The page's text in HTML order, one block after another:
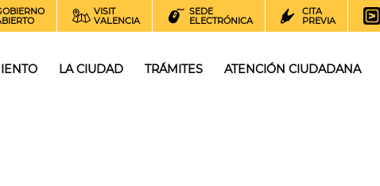
VISIT
VALENCIA
SEDE
ELECTRÓNICA
CITA
PREVIA
LA CIUDAD TRÁMITES ATENCIÓN CIUDADANA